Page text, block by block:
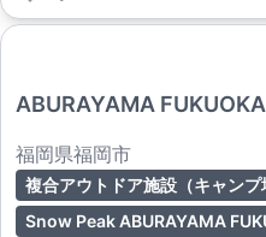
ABURAYAMA FUKUOKA
福岡県福岡市